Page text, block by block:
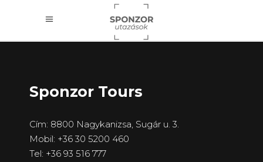
Sponzor Tours
Cím: 8800 Nagykanizsa, Sugár u. 3.
Mobil: +36 30 5200 460
Tel: +36 93 516 777